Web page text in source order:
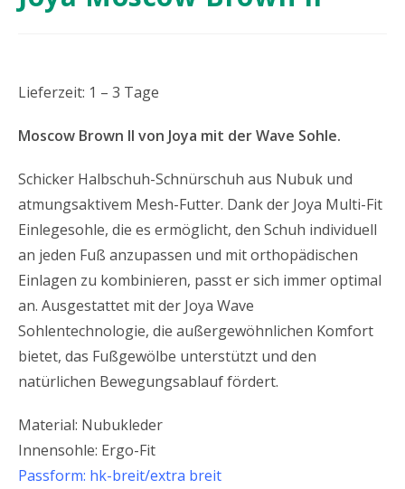
Lieferzeit: 1 – 3 Tage
Moscow Brown II von Joya mit der Wave Sohle.
Schicker Halbschuh-Schnürschuh aus Nubuk und
atmungsaktivem Mesh-Futter. Dank der Joya Multi-Fit
Einlegesohle, die es ermöglicht, den Schuh individuell
an jeden Fuß anzupassen und mit orthopädischen
Einlagen zu kombinieren, passt er sich immer optimal
an. Ausgestattet mit der Joya Wave
Sohlentechnologie, die außergewöhnlichen Komfort
bietet, das Fußgewölbe unterstützt und den
natürlichen Bewegungsablauf fördert.
Material: Nubukleder
Innensohle: Ergo-Fit
Passform: hk-breit/extra breit